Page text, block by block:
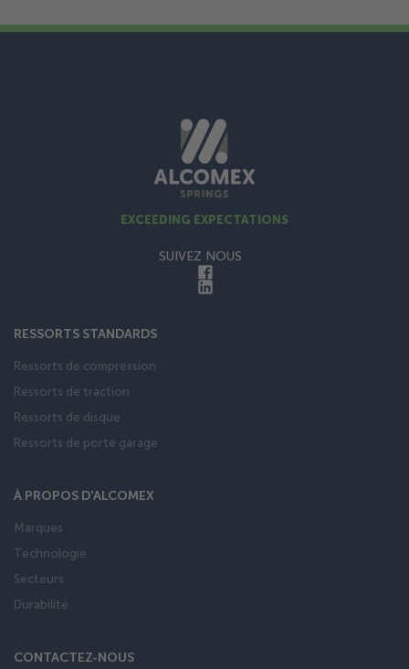
EXCEEDING EXPECTATIONS
SUIVEZ NOUS
RESSORTS STANDARDS
Ressorts de compression
Ressorts de traction
Ressorts de disque
Ressorts de porte garage
À PROPOS D'ALCOMEX
Marques
Technologie
Secteurs
Durabilité
CONTACTEZ-NOUS